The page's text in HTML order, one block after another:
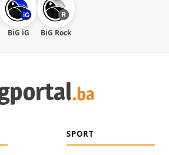
BiG iG BiG Rock
SPORT